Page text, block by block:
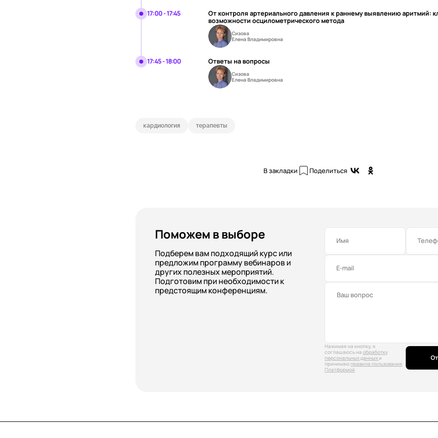
17:00 - 17:45
От контроля артериального давления к раннему выявлению аритмий:
возможности осцилометрического метода
Сизова
Елена Владимировна
17:45 - 18:00 Ответы на вопросы
Сизова
Елена Владимировна
кардиология терапевты
В закладки Поделиться
Поможем в выборе
Подберем вам подходящий курс или
предложим программу вебинаров и
других полезных мероприятий.
Подготовим при необходимости к
предстоящим конференциям.
Имя
E-mail
Нажимая на кнопку, я
соглашаюсь на обработку
персональных данных и
принимаю правила пользования
Платформой